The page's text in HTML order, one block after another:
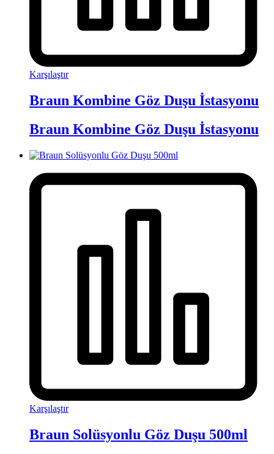
Karşılaştır
Braun Kombine Göz Duşu İstasyonu
Braun Kombine Göz Duşu İstasyonu
Karşılaştır
Braun Solüsyonlu Göz Duşu 500ml